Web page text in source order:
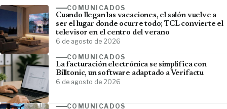
COMUNICADOS
Cuando llegan las vacaciones, el salón vuelve a
ser el lugar donde ocurre todo; TCL convierte el
televisor en el centro del verano
6 de agosto de 2026
COMUNICADOS
La facturación electrónica se simplifica con
Billtonic, un software adaptado a Verifactu
6 de agosto de 2026
COMUNICADOS